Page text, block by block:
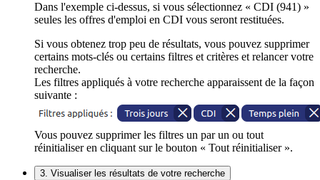
Dans l'exemple ci-dessus, si vous sélectionnez « CDI (941) »
seules les offres d'emploi en CDI vous seront restituées.
Si vous obtenez trop peu de résultats, vous pouvez supprimer
certains mots-clés ou certains filtres et critères et relancer votre
recherche.
Les filtres appliqués à votre recherche apparaissent de la façon
suivante :
Vous pouvez supprimer les filtres un par un ou tout
réinitialiser en cliquant sur le bouton « Tout réinitialiser ».
3. Visualiser les résultats de votre recherche